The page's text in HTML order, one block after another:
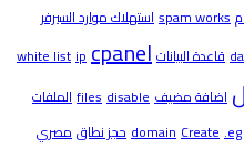
spam worksاستهلاك موارد السيرفر
قاعدة البيانات white listipcpanel
اضافة مضيف filesdisable
الملفات
domainCreate.eg حجز نطاقمصري